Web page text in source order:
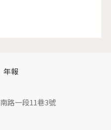
年報
路一段11巷3號